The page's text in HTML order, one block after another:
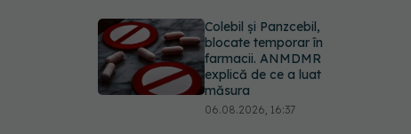
Colebil și Panzcebil,
blocate temporar în
farmacii. ANMDMR
explică de ce a luat
măsura
06.08.2026, 16:37